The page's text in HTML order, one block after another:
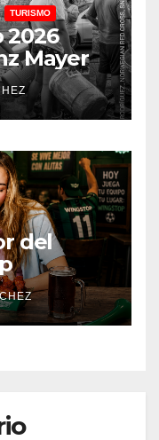
TURISMO
2026
Mayer
del